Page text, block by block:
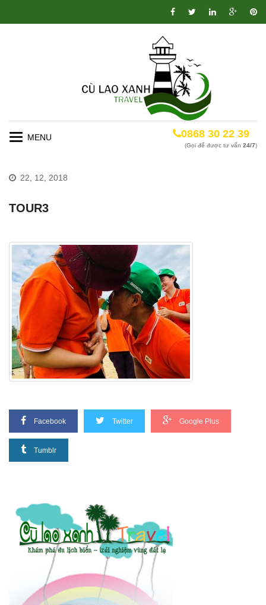
Toggle
0868 30 22 39
(Gọi để được tư vấn 24/7)
22, 12, 2018
TOUR3
Facebook Twitter Google Plus
Tumblr